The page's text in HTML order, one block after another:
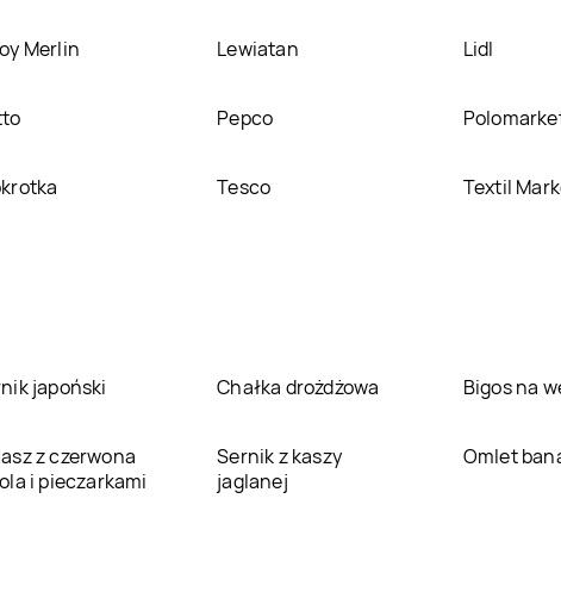
Merlin Lewiatan Lidl
Pepco
Tesco Textil
japoński Chałka drożdżowa Bigos na
z czerwona
i pieczarkami
Sernik z kaszy
jaglanej
Omlet